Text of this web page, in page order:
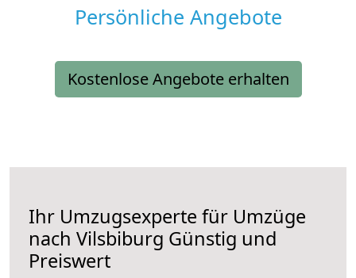
Persönliche Angebote
Kostenlose Angebote erhalten
Ihr Umzugsexperte für Umzüge
nach Vilsbiburg Günstig und
Preiswert